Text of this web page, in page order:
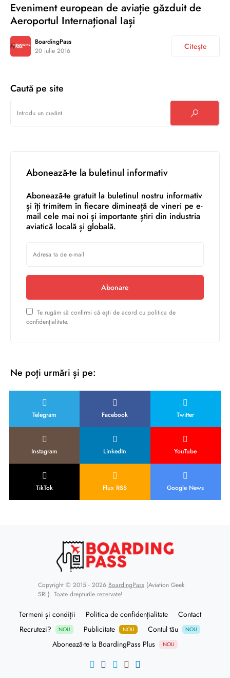
Eveniment european de aviație găzduit de
Aeroportul Internațional Iași
BoardingPass
20 iulie 2016
Citește
Caută pe site
Abonează-te la buletinul informativ
Abonează-te gratuit la buletinul nostru informativ
și îți trimitem în fiecare dimineață de vineri pe e-
mail cele mai noi și importante știri din industria
aviatică locală și globală.
Abonare
Te rugăm să confirmi că ești de acord cu politica de
confidențialitate.
Ne poți urmări și pe:
Telegram Facebook Twitter
Instagram LinkedIn YouTube
TikTok Flux RSS Google News
Copyright © 2015 - 2026 BoardingPass (Aviation Geek
SRL). Toate drepturile rezervate!
Termeni și condiții Politica de confidențialitate
Contact
Recrutezi?
NOU Publicitate NOU Contul tău NOU
Abonează-te la BoardingPass Plus NOU